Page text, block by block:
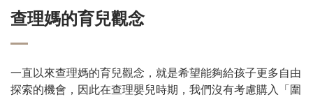
查理媽的育兒觀念
一直以來查理媽的育兒觀念，就是希望能夠給孩子更多自由
探索的機會，因此在查理嬰兒時期，我們沒有考慮購入「圍